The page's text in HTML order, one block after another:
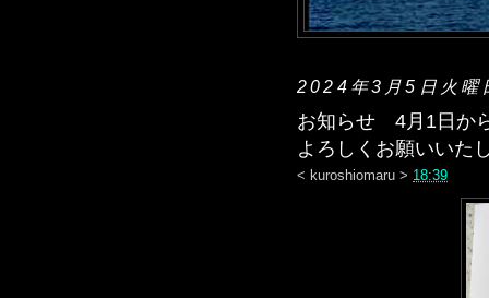
2024年3月5日火曜
お知らせ 4月1日か
よろしくお願いいた
< kuroshiomaru > 18:39